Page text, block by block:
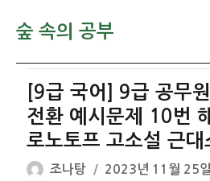
숲 속의 공부
[9급 국어] 9급 공무
전환 예시문제 10번
로노토프 고소설 근대
글
조나탕
작
2023년 11월 25일